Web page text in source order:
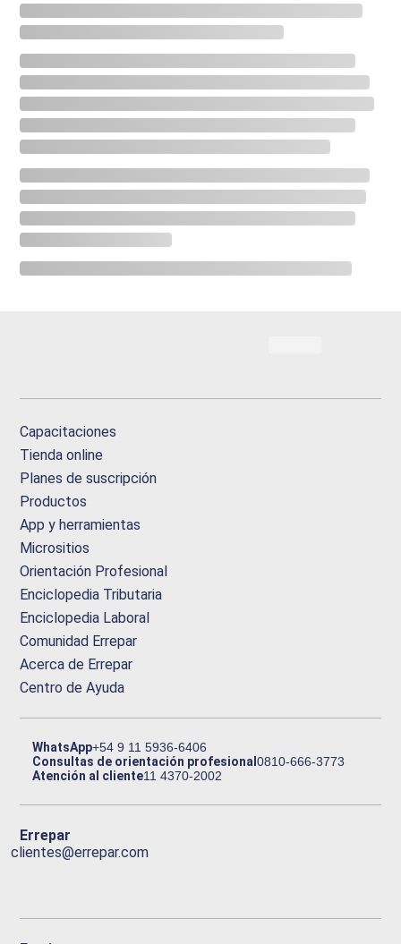
Capacitaciones
Tienda online
Planes de suscripción
Productos
App y herramientas
Micrositios
Orientación Profesional
Enciclopedia Tributaria
Enciclopedia Laboral
Comunidad Errepar
Acerca de Errepar
Centro de Ayuda
WhatsApp+54 9 11 5936-6406
Consultas de orientación profesional0810-666-3773
Atención al cliente11 4370-2002
Errepar
clientes@errepar.com